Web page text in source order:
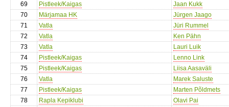
69
Pistleek/Kaigas
Jaan Kukk
70
Märjamaa HK
Jürgen Jaago
71
Vatla
Jüri Rummel
72
Vatla
Ken Pähn
73
Vatla
Lauri Luik
74
Pistleek/Kaigas
Lenno Link
75
Pistleek/Kaigas
Liisa Aasaväli
76
Vatla
Marek Saluste
77
Pistleek/Kaigas
Marten Põldmets
78
Rapla Kepiklubi
Olavi Pai